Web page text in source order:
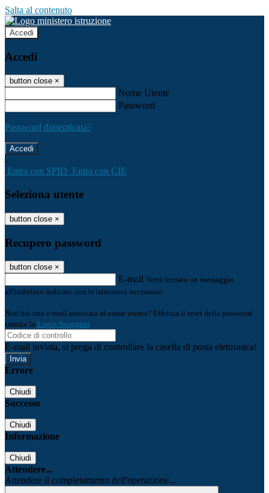
Salta al contenuto
Accedi
Accedi
button close ×
Nome Utente
Password
Password dimenticata?
-
Entra con SPID Entra con CIE
Seleziona utente
button close ×
Recupero password
button close ×
E-mail Verrà inviato un messaggio
all'indirizzo indicato con le istruzioni necessarie.
Non hai una e-mail associata al nome utente? Effettua il reset della password
tramite la Login Spaggiari
E-mail inviata, si prega di controllare la casella di posta elettronica!
Errore
Chiudi
Successo
Chiudi
Informazione
Chiudi
Attendere...
Attendere il completamento dell'operazione...